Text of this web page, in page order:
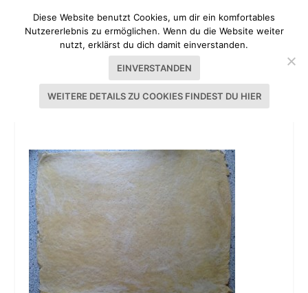
ZWETSCHGENDATSCHI
Diese Website benutzt Cookies, um dir ein komfortables
Nutzererlebnis zu ermöglichen. Wenn du die Website weiter
nutzt, erklärst du dich damit einverstanden.
EINVERSTANDEN
WEITERE DETAILS ZU COOKIES FINDEST DU HIER